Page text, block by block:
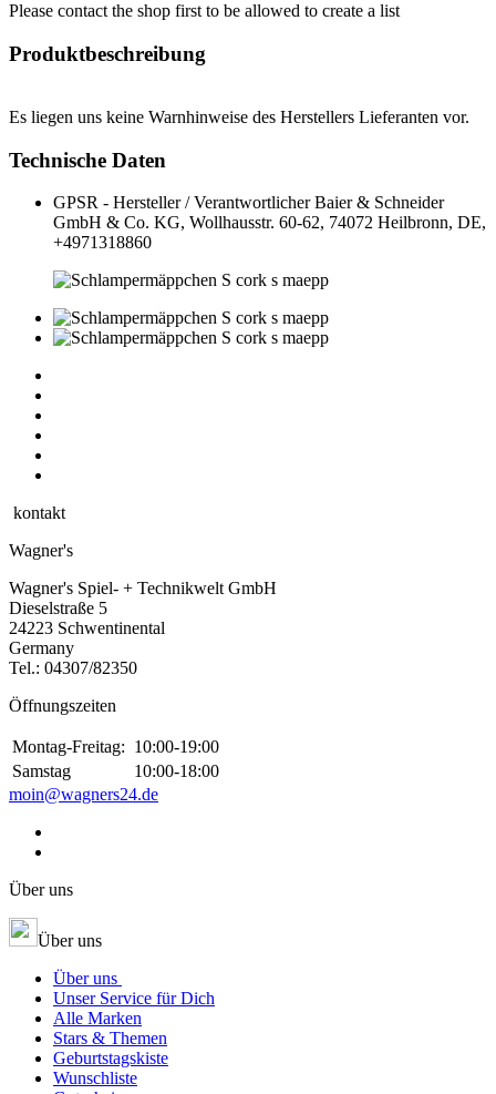
Please contact the shop first to be allowed to create a list
Produktbeschreibung
Es liegen uns keine Warnhinweise des Herstellers Lieferanten vor.
Technische Daten
GPSR - Hersteller / Verantwortlicher Baier & Schneider
GmbH & Co. KG, Wollhausstr. 60-62, 74072 Heilbronn, DE,
+4971318860
kontakt
Wagner's
Wagner's Spiel- + Technikwelt GmbH
Dieselstraße 5
24223 Schwentinental
Germany
Tel.: 04307/82350
Öffnungszeiten
Montag-Freitag: 10:00-19:00
Samstag
10:00-18:00
moin@wagners24.de
Über uns
Über uns
Über uns
Unser Service für Dich
Alle Marken
Stars & Themen
Geburtstagskiste
Wunschliste